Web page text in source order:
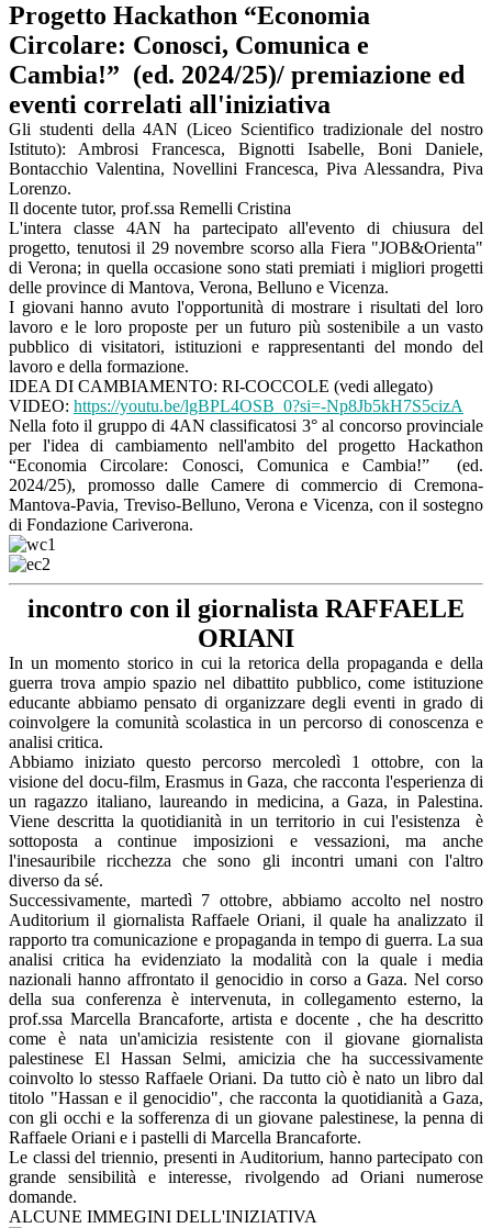
Progetto Hackathon “Economia
Circolare: Conosci, Comunica e
Cambia!” (ed. 2024/25)/ premiazione ed
eventi correlati all'iniziativa
Gli studenti della 4AN (Liceo Scientifico tradizionale del nostro
Istituto): Ambrosi Francesca, Bignotti Isabelle, Boni Daniele,
Bontacchio Valentina, Novellini Francesca, Piva Alessandra, Piva
Lorenzo.
Il docente tutor, prof.ssa Remelli Cristina
L'intera classe 4AN ha partecipato all'evento di chiusura del
progetto, tenutosi il 29 novembre scorso alla Fiera "JOB&Orienta"
di Verona; in quella occasione sono stati premiati i migliori progetti
delle province di Mantova, Verona, Belluno e Vicenza.
I giovani hanno avuto l'opportunità di mostrare i risultati del loro
lavoro e le loro proposte per un futuro più sostenibile a un vasto
pubblico di visitatori, istituzioni e rappresentanti del mondo del
lavoro e della formazione.
IDEA DI CAMBIAMENTO: RI-COCCOLE (vedi allegato)
VIDEO: https://youtu.be/lgBPL4OSB_0?si=-Np8Jb5kH7S5cizA
Nella foto il gruppo di 4AN classificatosi 3° al concorso provinciale
per l'idea di cambiamento nell'ambito del progetto Hackathon
“Economia Circolare: Conosci, Comunica e Cambia!” (ed.
2024/25), promosso dalle Camere di commercio di Cremona-
Mantova-Pavia, Treviso-Belluno, Verona e Vicenza, con il sostegno
di Fondazione Cariverona.
incontro con il giornalista RAFFAELE
ORIANI
In un momento storico in cui la retorica della propaganda e della
guerra trova ampio spazio nel dibattito pubblico, come istituzione
educante abbiamo pensato di organizzare degli eventi in grado di
coinvolgere la comunità scolastica in un percorso di conoscenza e
analisi critica.
Abbiamo iniziato questo percorso mercoledì 1 ottobre, con la
visione del docu-film, Erasmus in Gaza, che racconta l'esperienza di
un ragazzo italiano, laureando in medicina, a Gaza, in Palestina.
Viene descritta la quotidianità in un territorio in cui l'esistenza è
sottoposta a continue imposizioni e vessazioni, ma anche
l'inesauribile ricchezza che sono gli incontri umani con l'altro
diverso da sé.
Successivamente, martedì 7 ottobre, abbiamo accolto nel nostro
Auditorium il giornalista Raffaele Oriani, il quale ha analizzato il
rapporto tra comunicazione e propaganda in tempo di guerra. La sua
analisi critica ha evidenziato la modalità con la quale i media
nazionali hanno affrontato il genocidio in corso a Gaza. Nel corso
della sua conferenza è intervenuta, in collegamento esterno, la
prof.ssa Marcella Brancaforte, artista e docente , che ha descritto
come è nata un'amicizia resistente con il giovane giornalista
palestinese El Hassan Selmi, amicizia
che ha successivamente
coinvolto lo stesso Raffaele Oriani. Da tutto ciò è nato un libro dal
titolo "Hassan e il genocidio", che racconta la quotidianità a Gaza,
con gli occhi e la sofferenza di un giovane palestinese, la penna di
Raffaele Oriani e i pastelli di Marcella Brancaforte.
Le classi del triennio, presenti in Auditorium, hanno partecipato con
grande sensibilità e interesse, rivolgendo ad Oriani numerose
domande.
ALCUNE IMMEGINI DELL'INIZIATIVA